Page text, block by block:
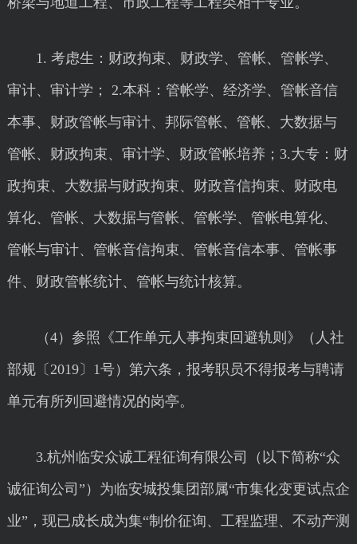
1. 考虑生：财政拘束、财政学、管帐、管帐学、
审计、审计学； 2.本科：管帐学、经济学、管帐音信
本事、财政管帐与审计、邦际管帐、管帐、大数据与
管帐、财政拘束、审计学、财政管帐培养；3.大专：财
政拘束、大数据与财政拘束、财政音信拘束、财政电
算化、管帐、大数据与管帐、管帐学、管帐电算化、
管帐与审计、管帐音信拘束、管帐音信本事、管帐事
件、财政管帐统计、管帐与统计核算。
（4）参照《工作单元人事拘束回避轨则》（人社
部规〔2019〕1号）第六条，报考职员不得报考与聘请
单元有所列回避情况的岗亭。
3.杭州临安众诚工程征询有限公司（以下简称“众
诚征询公司”）为临安城投集团部属“市集化变更试点企
业”，现已成长成为集“制价征询、工程监理、不动产测